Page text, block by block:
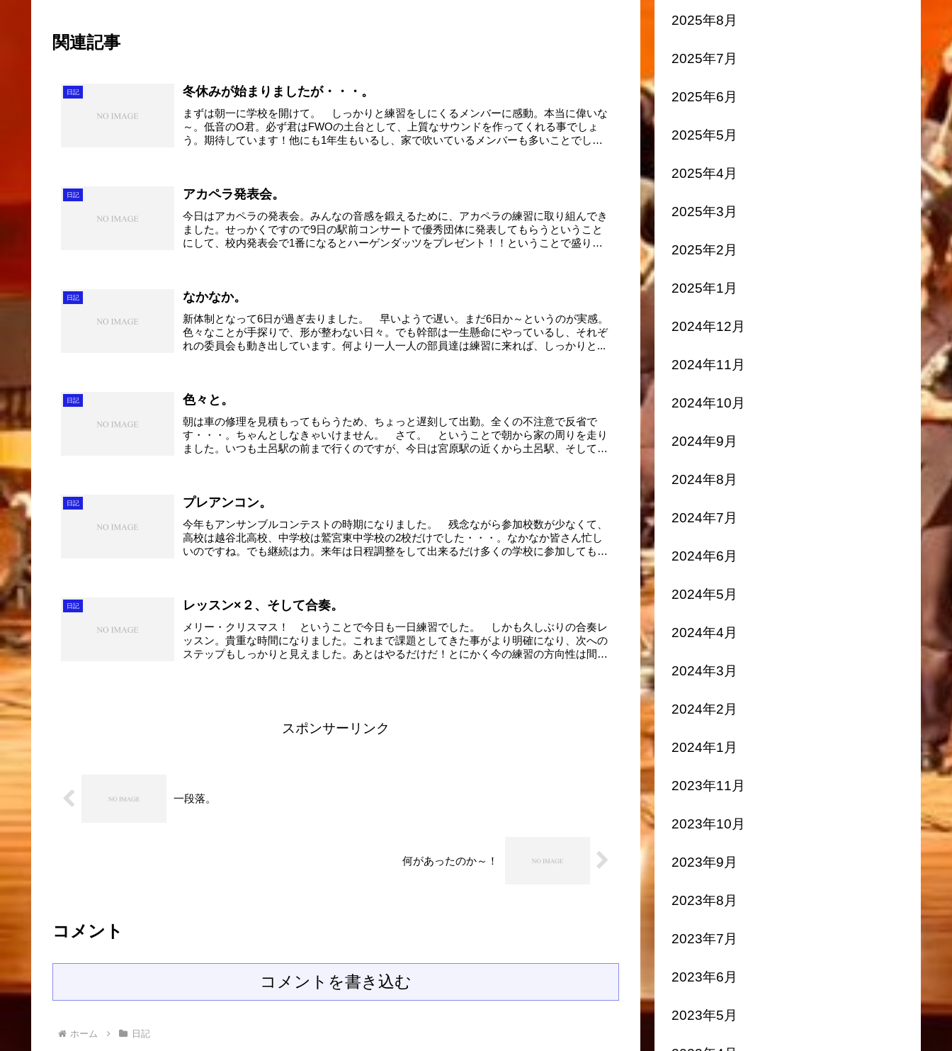
関連記事
日記 冬休みが始まりましたが・・・。
まずは朝一に学校を開けて。 しっかりと練習をしにくるメンバーに感動。本当に偉いな
～。低音のO君。必ず君はFWOの土台として、上質なサウンドを作ってくれる事でしょ
う。期待しています！他にも1年生もいるし、家で吹いているメンバーも多いことでし
日記 アカペラ発表会。
今日はアカペラの発表会。みんなの音感を鍛えるために、アカペラの練習に取り組んでき
ました。せっかくですので9日の駅前コンサートで優秀団体に発表してもらうということ
にして、校内発表会で1番になるとハーゲンダッツをプレゼント！！ということで盛り
日記 なかなか。
新体制となって6日が過ぎ去りました。 早いようで遅い。まだ6日か～というのが実感。
色々なことが手探りで、形が整わない日々。でも幹部は一生懸命にやっているし、それぞ
れの委員会も動き出しています。何より一人一人の部員達は練習に来れば、しっかりと...
日記 色々と。
朝は車の修理を見積もってもらうため、ちょっと遅刻して出勤。全くの不注意で反省で
す・・・。ちゃんとしなきゃいけません。 さて。 ということで朝から家の周りを走り
ました。いつも土呂駅の前まで行くのですが、今日は宮原駅の近くから土呂駅、そして家
日記 プレアンコン。
今年もアンサンブルコンテストの時期になりました。 残念ながら参加校数が少なくて、
高校は越谷北高校、中学校は鷲宮東中学校の2校だけでした・・・。なかなか皆さん忙し
いのですね。でも継続は力。来年は日程調整をして出来るだけ多くの学校に参加しても
日記 レッスン×２、そして合奏。
メリー・クリスマス！ ということで今日も一日練習でした。 しかも久しぶりの合奏レ
ッスン。貴重な時間になりました。これまで課題としてきた事がより明確になり、次への
ステップもしっかりと見えました。あとはやるだけだ！とにかく今の練習の方向性は間
スポンサーリンク
一段落。
何があったのか～！
コメント
コメントを書き込む
ホーム 日記
2025年8月
2025年7月
2025年6月
2025年5月
2025年4月
2025年3月
2025年2月
2025年1月
2024年12月
2024年11月
2024年10月
2024年9月
2024年8月
2024年7月
2024年6月
2024年5月
2024年4月
2024年3月
2024年2月
2024年1月
2023年11月
2023年10月
2023年9月
2023年8月
2023年7月
2023年6月
2023年5月